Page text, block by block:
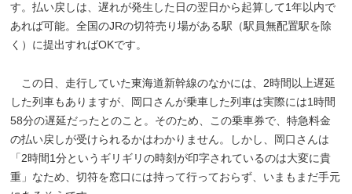
す。払い戻しは、遅れが発生した日の翌日から起算して1年以内で
あれば可能。全国のJRの切符売り場がある駅（駅員無配置駅を除
く）に提出すればOKです。
この日、走行していた東海道新幹線のなかには、2時間以上遅延
した列車もありますが、岡口さんが乗車した列車は実際には1時間
58分の遅延だったとのこと。そのため、この乗車券で、特急料金
の払い戻しが受けられるかはわかりません。しかし、岡口さんは
「2時間1分というギリギリの時刻が印字されているのは大変に貴
重」なため、切符を窓口には持って行っておらず、いまもまだ手元